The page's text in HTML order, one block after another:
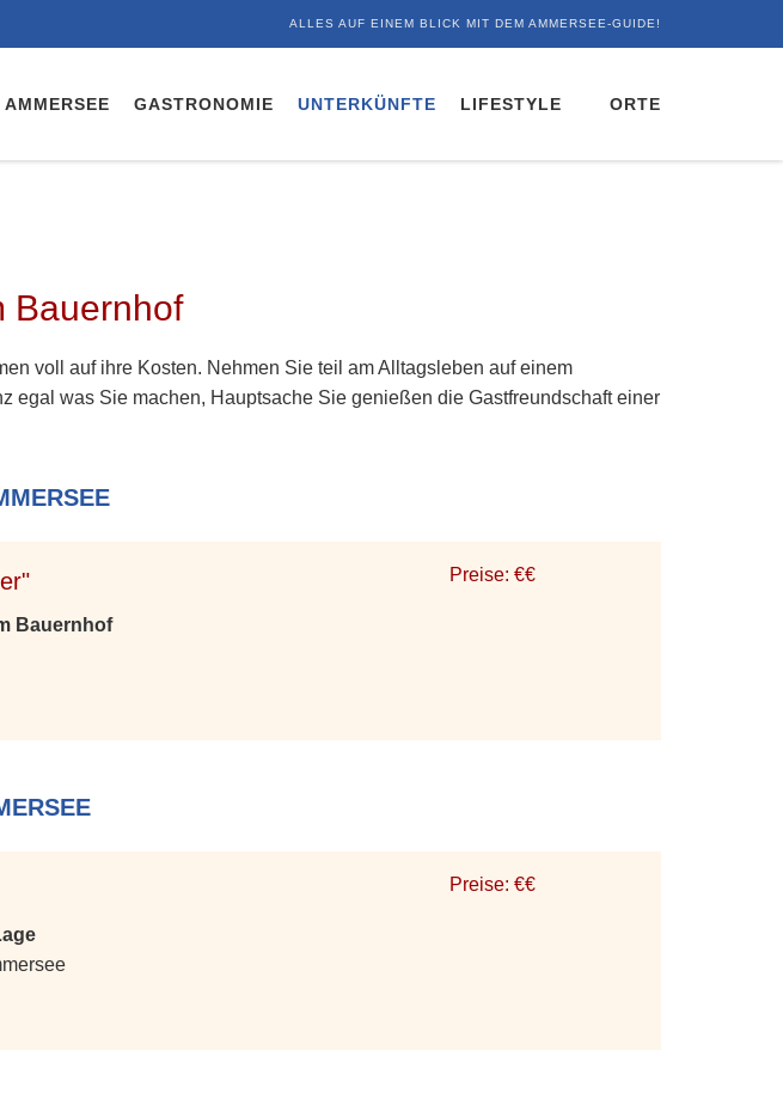
ALLES AUF EINEM BLICK MIT DEM AMMERSEE-GUIDE!
AMMERSEE GASTRONOMIE UNTERKÜNFTE LIFESTYLE ORTE
Bauernhof
voll auf ihre Kosten. Nehmen Sie teil am Alltagsleben auf einem
egal was Sie machen, Hauptsache Sie genießen die Gastfreundschaft einer
Bauernhof
Preise: €€
Preise: €€